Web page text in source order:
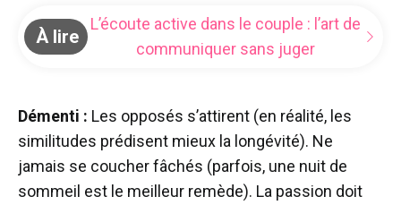
À lire
L’écoute active dans le couple : l’art de
communiquer sans juger
Démenti : Les opposés s’attirent (en réalité, les
similitudes prédisent mieux la longévité). Ne
jamais se coucher fâchés (parfois, une nuit de
sommeil est le meilleur remède). La passion doit